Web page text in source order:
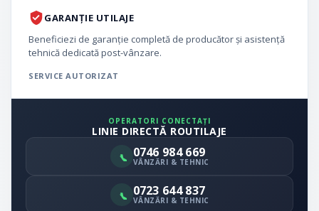
GARANȚIE UTILAJE
Beneficiezi de garanție completă de producător și asistență
tehnică dedicată post-vânzare.
SERVICE AUTORIZAT
OPERATORI CONECTAȚI
LINIE DIRECTĂ ROUTILAJE
0746 984 669
VÂNZĂRI & TEHNIC
0723 644 837
VÂNZĂRI & TEHNIC